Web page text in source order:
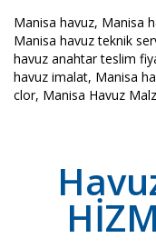
Manisa havuz, Manisa
Manisa havuz teknik
havuz anahtar teslim
havuz imalat, Manisa
clor, Manisa Havuz